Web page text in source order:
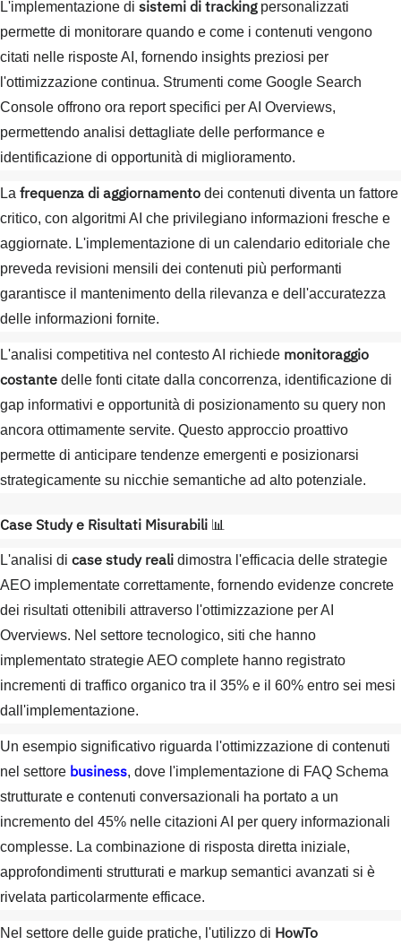
L'implementazione di sistemi di trackingpersonalizzati
permette di monitorare quando e come i contenuti vengono
citati nelle risposte AI, fornendo insights preziosi per
l'ottimizzazione continua. Strumenti come Google Search
Console offrono ora report specifici per AI Overviews,
permettendo analisi dettagliate delle performance e
identificazione di opportunità di miglioramento.
La frequenza di aggiornamento dei contenuti diventa un fattore
critico, con algoritmi AI che privilegiano informazioni fresche e
aggiornate. L'implementazione di un calendario editoriale che
preveda revisioni mensili dei contenuti più performanti
garantisce il mantenimento della rilevanza e dell'accuratezza
delle informazioni fornite.
L'analisi competitiva nel contesto AI richiede monitoraggio
costante delle fonti citate dalla concorrenza, identificazione di
gap informativi e opportunità di posizionamento su query non
ancora ottimamente servite. Questo approccio proattivo
permette di anticipare tendenze emergenti e posizionarsi
strategicamente su nicchie semantiche ad alto potenziale.
Case Study e Risultati Misurabili 📊
L'analisi di case study reali dimostra l'efficacia delle strategie
AEO implementate correttamente, fornendo evidenze concrete
dei risultati ottenibili attraverso l'ottimizzazione per AI
Overviews. Nel settore tecnologico, siti che hanno
implementato strategie AEO complete hanno registrato
incrementi di traffico organico tra il 35% e il 60% entro sei mesi
dall'implementazione.
Un esempio significativo riguarda l'ottimizzazione di contenuti
nel settore business, dove l'implementazione di FAQ Schema
strutturate e contenuti conversazionali ha portato a un
incremento del 45% nelle citazioni AI per query informazionali
complesse. La combinazione di risposta diretta iniziale,
approfondimenti strutturati e markup semantici avanzati si è
rivelata particolarmente efficace.
Nel settore delle guide pratiche, l'utilizzo di HowTo